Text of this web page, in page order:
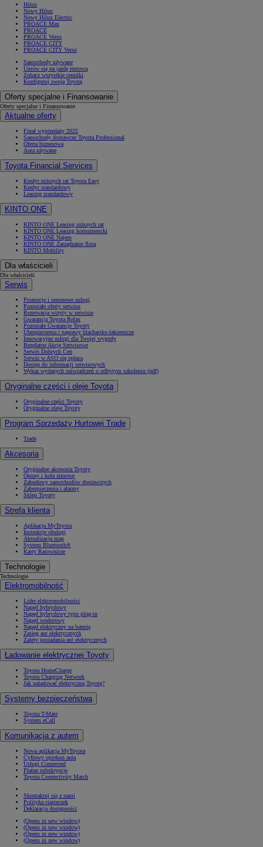
Hilux
Nowy Hilux
Nowy Hilux Electric
PROACE Max
PROACE
PROACE Verso
PROACE CITY
PROACE CITY Verso
Samochody używane
Umów się na jazdę testową
Zobacz wszystkie cenniki
Konfiguruj swoją Toyotę
Oferty specjalne i Finansowanie
Oferty specjalne i Finansowanie
Aktualne oferty
Finał wyprzedaży 2025
Samochody dostawcze Toyota Professional
Oferta biznesowa
Auta używane
Toyota Financial Services
Kredyt niższych rat Toyota Easy
Kredyt standardowy
Leasing standardowy
KINTO ONE
KINTO ONE Leasing niższych rat
KINTO ONE Leasing konsumencki
KINTO ONE Najem
KINTO ONE Zarządzanie flotą
KINTO Mobility
Dla właścicieli
Dla właścicieli
Serwis
Promocje i sezonowe usługi
Pozostałe oferty serwisu
Rezerwacja wizyty w serwisie
Gwarancja Toyota Relax
Pozostałe Gwarancje Toyoty
Ubezpieczenia i naprawy blacharsko-lakiernicze
Innowacyjne usługi dla Twojej wygody
Bezpłatne Akcje Serwisowe
Serwis Dobrych Cen
Serwis w ASO się opłaca
Dostęp do informacji serwisowych
Wykaz wydanych zaświadczeń o odbytym szkoleniu (pdf)
Oryginalne części i oleje Toyota
Oryginalne części Toyoty
Oryginalne oleje Toyoty
Program Sprzedaży Hurtowej Trade
Trade
Akcesoria
Oryginalne akcesoria Toyoty
Opony i koła zimowe
Zabudowy samochodów dostawczych
Zabezpieczenia i alarmy
Sklep Toyoty
Strefa klienta
Aplikacja MyToyota
Instrukcje obsługi
Aktualizacja map
System Bluetooth®
Karty Ratownicze
Technologie
Technologie
Elektromobilność
Lider elektromobilności
Napęd hybrydowy
Napęd hybrydowy typu plug-in
Napęd wodorowy
Napęd elektryczny na baterię
Zasięg aut elektrycznych
Zalety posiadania aut elektrycznych
Ładowanie elektrycznej Toyoty
Toyota HomeCharge
Toyota Charging Network
Jak naładować elektryczną Toyotę?
Systemy bezpieczeństwa
Toyota T-Mate
System eCall
Komunikacja z autem
Nowa aplikacja MyToyota
Cyfrowy opiekun auta
Usługi Connected
Płatne subskrypcje
Toyota Connectivity Match
Skontaktuj się z nami
Polityka ciasteczek
Deklaracja dostępności
(Opens in new window)
(Opens in new window)
(Opens in new window)
(Opens in new window)